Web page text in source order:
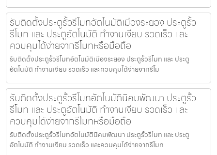
รับติดตั้งประตูรั้วรีโมทอัตโนมัติเมืองระยอง ประตูรั้ว
รีโมท และ ประตูอัตโนมัติ ทำงานเงียบ รวดเร็ว และ
ควบคุมได้ง่ายจากรีโมทหรือมือถือ
รับติดตั้งประตูรั้วรีโมทอัตโนมัติเมืองระยอง ประตูรั้วรีโมท และ ประตู
อัตโนมัติ ทำงานเงียบ รวดเร็ว และควบคุมได้ง่ายจากรีโม
รับติดตั้งประตูรั้วรีโมทอัตโนมัตินิคมพัฒนา ประตูรั้ว
รีโมท และ ประตูอัตโนมัติ ทำงานเงียบ รวดเร็ว และ
ควบคุมได้ง่ายจากรีโมทหรือมือถือ
รับติดตั้งประตูรั้วรีโมทอัตโนมัตินิคมพัฒนา ประตูรั้วรีโมท และ ประตู
อัตโนมัติ ทำงานเงียบ รวดเร็ว และควบคุมได้ง่ายจากรีโมท